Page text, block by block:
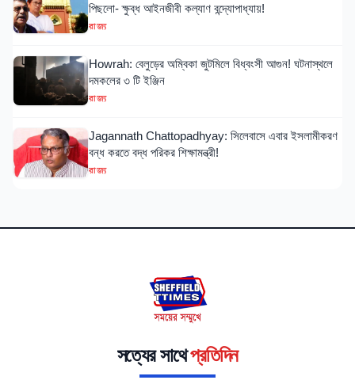
পিছলো- ক্ষুব্ধ আইনজীবী কল্যাণ বন্দ্যোপাধ্যায়!
রাজ্য
Howrah: বেলুড়ের অম্বিকা জুটমিলে বিধ্বংসী আগুন! ঘটনাস্থলে
দমকলের ৩ টি ইঞ্জিন
রাজ্য
Jagannath Chattopadhyay: সিলেবাসে এবার ইসলামীকরণ
বন্ধ করতে বদ্ধ পরিকর শিক্ষামন্ত্রী!
রাজ্য
সত্যের সাথেপ্রতিদিন